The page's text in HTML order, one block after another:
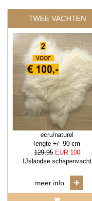
TWEE VACHTEN
ecru/naturel
lengte +/- 90 cm
129,95 EUR 100
IJslandse schapenvacht
meer info